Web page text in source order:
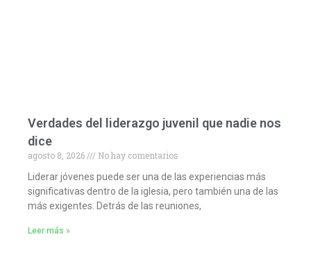
Verdades del liderazgo juvenil que nadie nos
dice
agosto 8, 2026
No hay comentarios
Liderar jóvenes puede ser una de las experiencias más
significativas dentro de la iglesia, pero también una de las
más exigentes. Detrás de las reuniones,
Leer más »